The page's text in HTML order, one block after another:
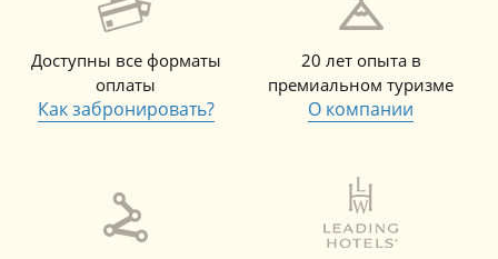
Доступны все форматы
оплаты
Как забронировать?
20 лет опыта в
премиальном туризме
О компании